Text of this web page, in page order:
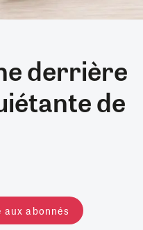
derrière
de
abonnés